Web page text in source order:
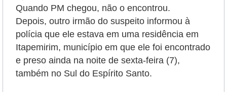
Quando PM chegou, não o encontrou.
Depois, outro irmão do suspeito informou à
polícia que ele estava em uma residência em
Itapemirim, município em que ele foi encontrado
e preso ainda na noite de sexta-feira (7),
também no Sul do Espírito Santo.